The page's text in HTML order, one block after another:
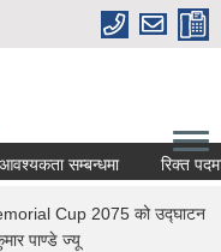
सम्बन्धमा रिक्त पदमा
Cup 2075 को उद्घाटन
पाण्डे ज्यू